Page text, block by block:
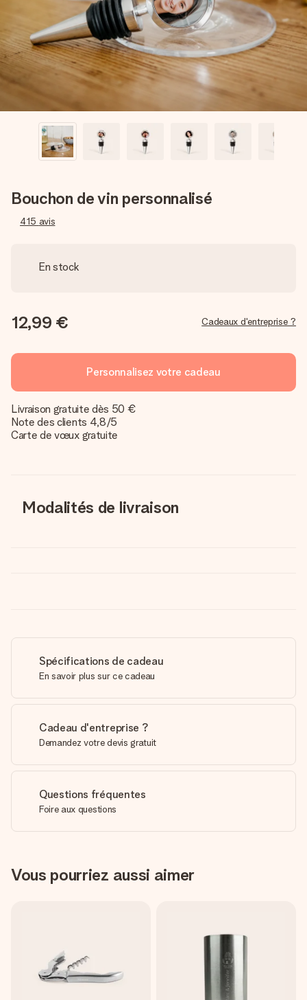
Créez quelque chose d’unique en quelques étapes – avec
son prénom, votre photo ou un message qui touche le cœur.
Sans complications, juste tout l’amour pour le moment idéal.
Bouchon de vin personnalisé
415 avis
En stock
12,99 € Cadeaux d'entreprise ?
Personnalisez votre cadeau
Livraison gratuite dès 50 €
Note des clients 4,8/5
Carte de vœux gratuite
Modalités de livraison
Spécifications de cadeau
En savoir plus sur ce cadeau
Cadeau d'entreprise ?
Demandez votre devis gratuit
Questions fréquentes
Foire aux questions
Vous pourriez aussi aimer